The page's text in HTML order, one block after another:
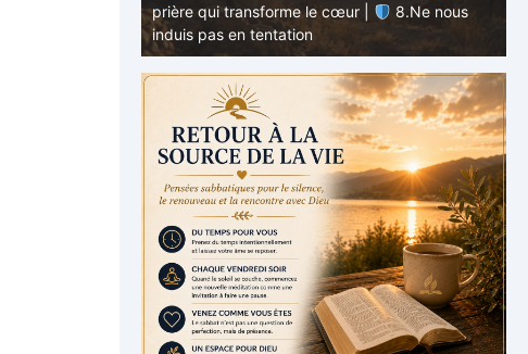
nous pardonnons aussi à ceux qui nous ont
offensés